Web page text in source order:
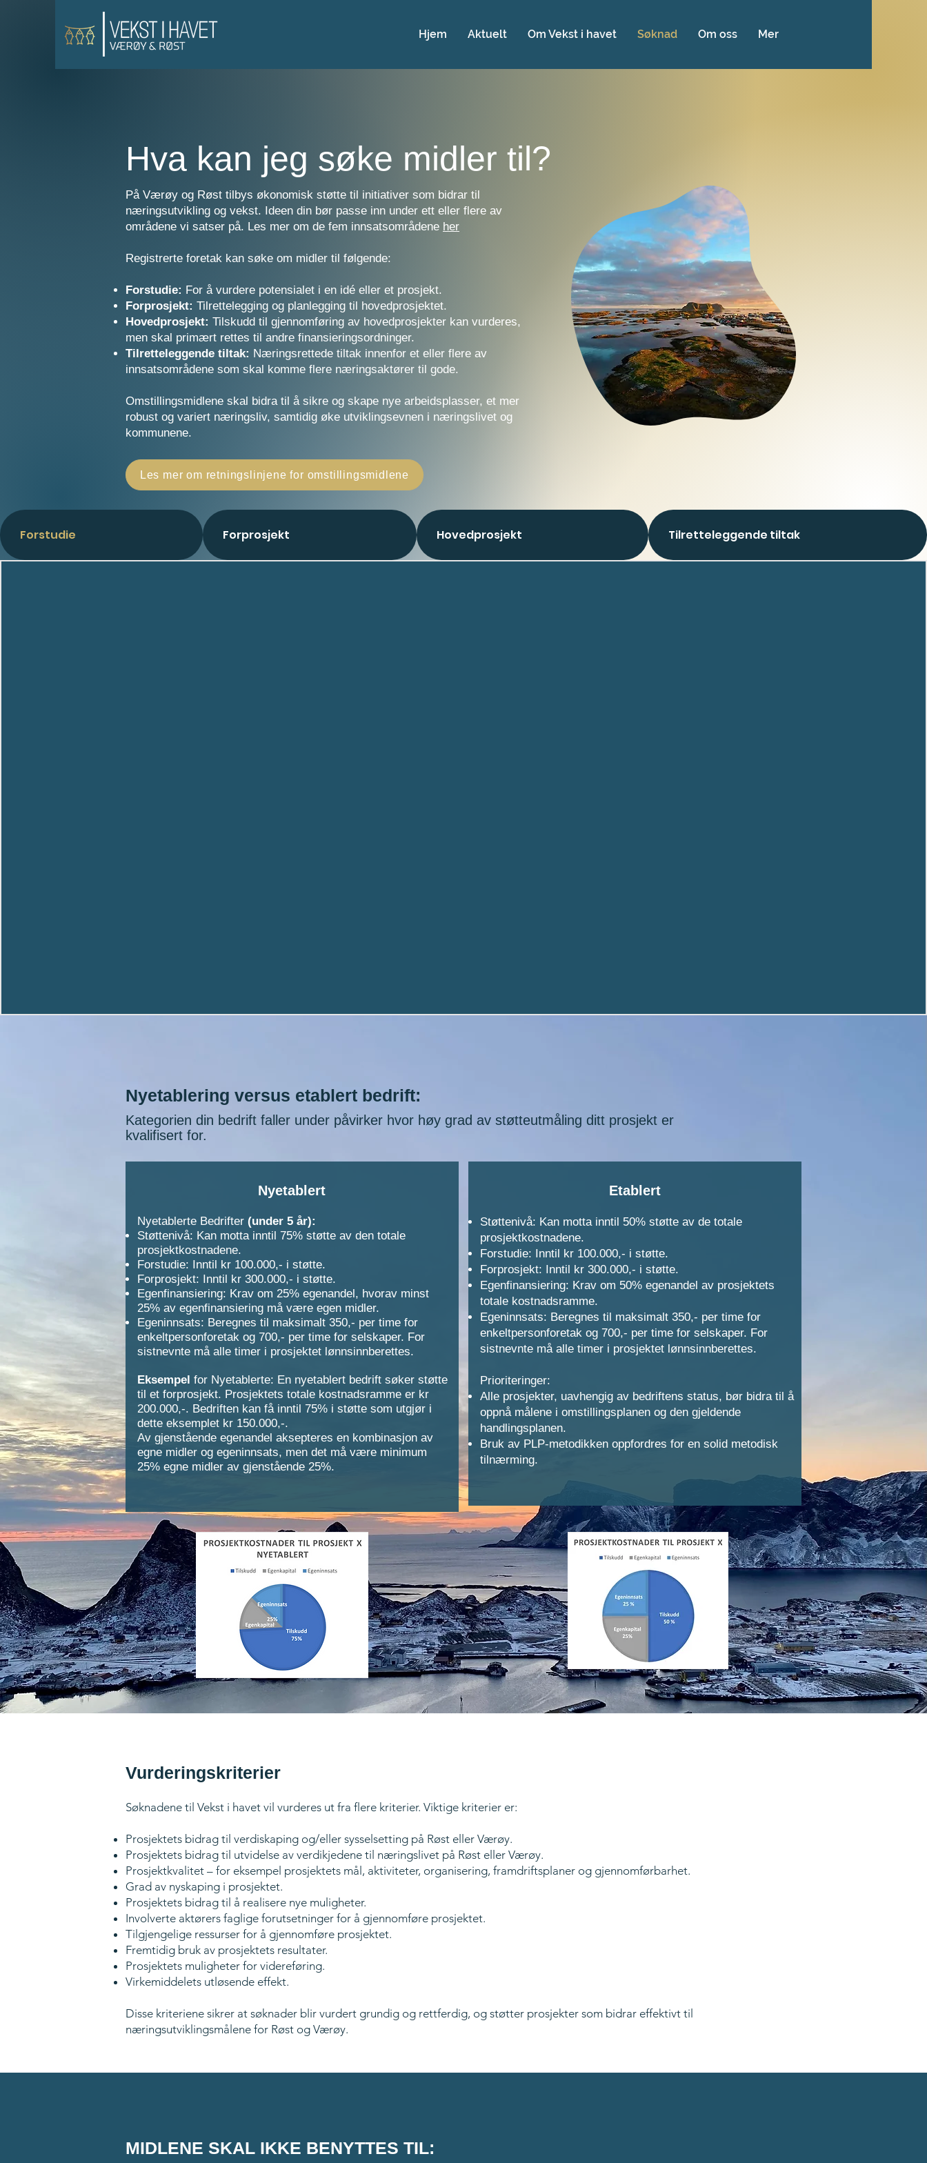
Hjem Aktuelt Om Vekst i havet Søknad Om oss Mer
Hva kan jeg søke midler til?
På Værøy og Røst tilbys økonomisk støtte til initiativer som bidrar til
næringsutvikling og vekst. Ideen din bør passe inn under ett eller flere av
områdene vi satser på. Les mer om de fem innsatsområdene her
Registrerte foretak kan søke om midler til følgende:
Forstudie: For å vurdere potensialet i en idé eller et prosjekt.
Forprosjekt: Tilrettelegging og planlegging til hovedprosjektet.
Hovedprosjekt: Tilskudd til gjennomføring av hovedprosjekter kan vurderes,
men skal primært rettes til andre finansieringsordninger.
Tilretteleggende tiltak: Næringsrettede tiltak innenfor et eller flere av
innsatsområdene som skal komme flere næringsaktører til gode.
Omstillingsmidlene skal bidra til å sikre og skape nye arbeidsplasser, et mer
robust og variert næringsliv, samtidig øke utviklingsevnen i næringslivet og
kommunene.
Les mer om retningslinjene for omstillingsmidlene
Forstudie Forprosjekt Hovedprosjekt Tilretteleggende tiltak
Nyetablering versus etablert bedrift:
Kategorien din bedrift faller under påvirker hvor høy grad av støtteutmåling ditt prosjekt er
kvalifisert for.
Nyetablert
Nyetablerte Bedrifter (under 5 år):
Støttenivå: Kan motta inntil 75% støtte av den totale
prosjektkostnadene.
Forstudie: Inntil kr 100.000,- i støtte.
Forprosjekt: Inntil kr 300.000,- i støtte.
Egenfinansiering: Krav om 25% egenandel, hvorav minst
25% av egenfinansiering må være egen midler.
Egeninnsats: Beregnes til maksimalt 350,- per time for
enkeltpersonforetak og 700,- per time for selskaper. For
sistnevnte må alle timer i prosjektet lønnsinnberettes.
Eksempel for Nyetablerte: En nyetablert bedrift søker støtte
til et forprosjekt. Prosjektets totale kostnadsramme er kr
200.000,-. Bedriften kan få inntil 75% i støtte som utgjør i
dette eksemplet kr 150.000,-.
Av gjenstående egenandel aksepteres en kombinasjon av
egne midler og egeninnsats, men det må være minimum
25% egne midler av gjenstående 25%.
Etablert
Støttenivå: Kan motta inntil 50% støtte av de totale
prosjektkostnadene.
Forstudie: Inntil kr 100.000,- i støtte.
Forprosjekt: Inntil kr 300.000,- i støtte.
Egenfinansiering: Krav om 50% egenandel av prosjektets
totale kostnadsramme.
Egeninnsats: Beregnes til maksimalt 350,- per time for
enkeltpersonforetak og 700,- per time for selskaper. For
sistnevnte må alle timer i prosjektet lønnsinnberettes.
Prioriteringer:
Alle prosjekter, uavhengig av bedriftens status, bør bidra til å
oppnå målene i omstillingsplanen og den gjeldende
handlingsplanen.
Bruk av PLP-metodikken oppfordres for en solid metodisk
tilnærming.
Vurderingskriterier
Søknadene til Vekst i havet vil vurderes ut fra flere kriterier. Viktige kriterier er:
Prosjektets bidrag til verdiskaping og/eller sysselsetting på Røst eller Værøy.
Prosjektets bidrag til utvidelse av verdikjedene til næringslivet på Røst eller Værøy.
Prosjektkvalitet – for eksempel prosjektets mål, aktiviteter, organisering, framdriftsplaner og gjennomførbarhet.
Grad av nyskaping i prosjektet.
Prosjektets bidrag til å realisere nye muligheter.
Involverte aktørers faglige forutsetninger for å gjennomføre prosjektet.
Tilgjengelige ressurser for å gjennomføre prosjektet.
Fremtidig bruk av prosjektets resultater.
Prosjektets muligheter for videreføring.
Virkemiddelets utløsende effekt.
Disse kriteriene sikrer at søknader blir vurdert grundig og rettferdig, og støtter prosjekter som bidrar effektivt til
næringsutviklingsmålene for Røst og Værøy.
MIDLENE SKAL IKKE BENYTTES TIL: